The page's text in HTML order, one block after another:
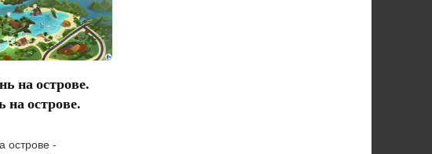
на острове.
на острове.
острове -